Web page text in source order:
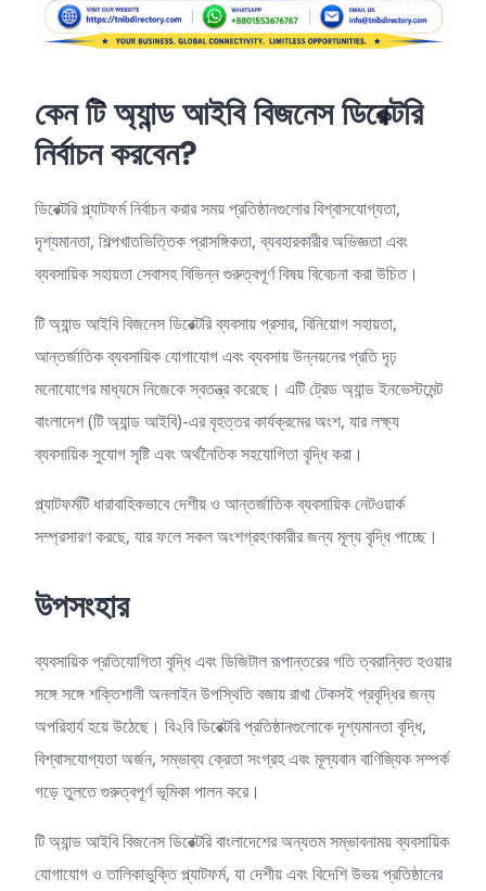
কেনটিঅ্যান্ডআইবিবিজনেসডিরেক্টরি
নির্বাচনকরবেন?
ডিরেক্টরি প্ল্যাটফর্ম নির্বাচন করার সময় প্রতিষ্ঠানগুলোর বিশ্বাসযোগ্যতা,
দৃশ্যমানতা, শিল্পখাতভিত্তিক প্রাসঙ্গিকতা, ব্যবহারকারীর অভিজ্ঞতা এবং
ব্যবসায়িক সহায়তা সেবাসহ বিভিন্ন গুরুত্বপূর্ণ বিষয় বিবেচনা করা উচিত।
টি অ্যান্ড আইবি বিজনেস ডিরেক্টরি ব্যবসায় প্রসার, বিনিয়োগ সহায়তা,
আন্তর্জাতিক ব্যবসায়িক যোগাযোগ এবং ব্যবসায় উন্নয়নের প্রতি দৃঢ়
মনোযোগের মাধ্যমে নিজেকে স্বতন্ত্র করেছে। এটি ট্রেড অ্যান্ড ইনভেস্টমেন্ট
বাংলাদেশ (টি অ্যান্ড আইবি)-এর বৃহত্তর কার্যক্রমের অংশ, যার লক্ষ্য
ব্যবসায়িক সুযোগ সৃষ্টি এবং অর্থনৈতিক সহযোগিতা বৃদ্ধি করা।
প্ল্যাটফর্মটি ধারাবাহিকভাবে দেশীয় ও আন্তর্জাতিক ব্যবসায়িক নেটওয়ার্ক
সম্প্রসারণ করছে, যার ফলে সকল অংশগ্রহণকারীর জন্য মূল্য বৃদ্ধি পাচ্ছে।
উপসংহার
ব্যবসায়িক প্রতিযোগিতা বৃদ্ধি এবং ডিজিটাল রূপান্তরের গতি ত্বরান্বিত হওয়ার
সঙ্গে সঙ্গে শক্তিশালী অনলাইন উপস্থিতি বজায় রাখা টেকসই প্রবৃদ্ধির জন্য
অপরিহার্য হয়ে উঠেছে। বি২বি ডিরেক্টরি প্রতিষ্ঠানগুলোকে দৃশ্যমানতা বৃদ্ধি,
বিশ্বাসযোগ্যতা অর্জন, সম্ভাব্য ক্রেতা সংগ্রহ এবং মূল্যবান বাণিজ্যিক সম্পর্ক
গড়ে তুলতে গুরুত্বপূর্ণ ভূমিকা পালন করে।
টি অ্যান্ড আইবি বিজনেস ডিরেক্টরি বাংলাদেশের অন্যতম সম্ভাবনাময় ব্যবসায়িক
যোগাযোগ ও তালিকাভুক্তি প্ল্যাটফর্ম, যা দেশীয় এবং বিদেশি উভয় প্রতিষ্ঠানের